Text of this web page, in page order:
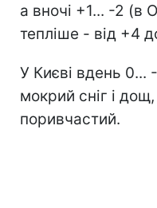
а вночі +1... -2 (в
тепліше - від +4
У Києві вдень 0...
мокрий сніг і
поривчастий.